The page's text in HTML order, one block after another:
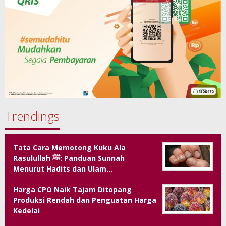
Trendings
Tata Cara Memotong Kuku Ala
Rasulullah ﷺ: Panduan Sunnah
Menurut Hadits dan Ulam…
Harga CPO Naik Tajam Ditopang
Produksi Rendah dan Penguatan Harga
Kedelai